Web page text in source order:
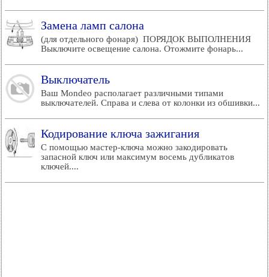
Замена ламп салона
(для отдельного фонаря) ПОРЯДОК ВЫПОЛНЕНИЯ
Выключите освещение салона. Отожмите фонарь...
Выключатель
Ваш Mondeo располагает различными типами
выключателей. Справа и слева от колонки из обшивки...
Кодирование ключа зажигания
С помощью мастер-ключа можно закодировать
запасной ключ или максимум восемь дубликатов
ключей....